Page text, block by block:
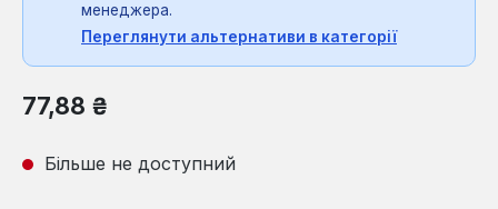
менеджера.
Переглянути альтернативи в категорії
Звичайна ціна:
77,88 ₴
Більше не доступний